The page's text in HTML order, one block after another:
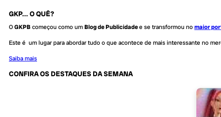
GKP... O QUÊ?
OGKPBcomeçou como umBlog de Publicidadee se transformou nomaior
Este é um lugar para abordar tudo o que acontece de mais interessante no
Saiba mais
CONFIRA OS DESTAQUES DA SEMANA